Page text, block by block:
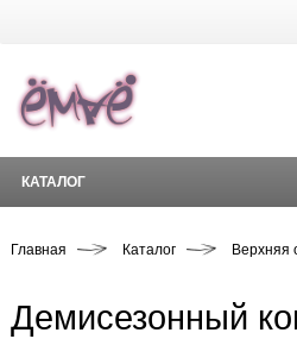
КАТАЛОГ
Главная Каталог Верхняя
Демисезонный